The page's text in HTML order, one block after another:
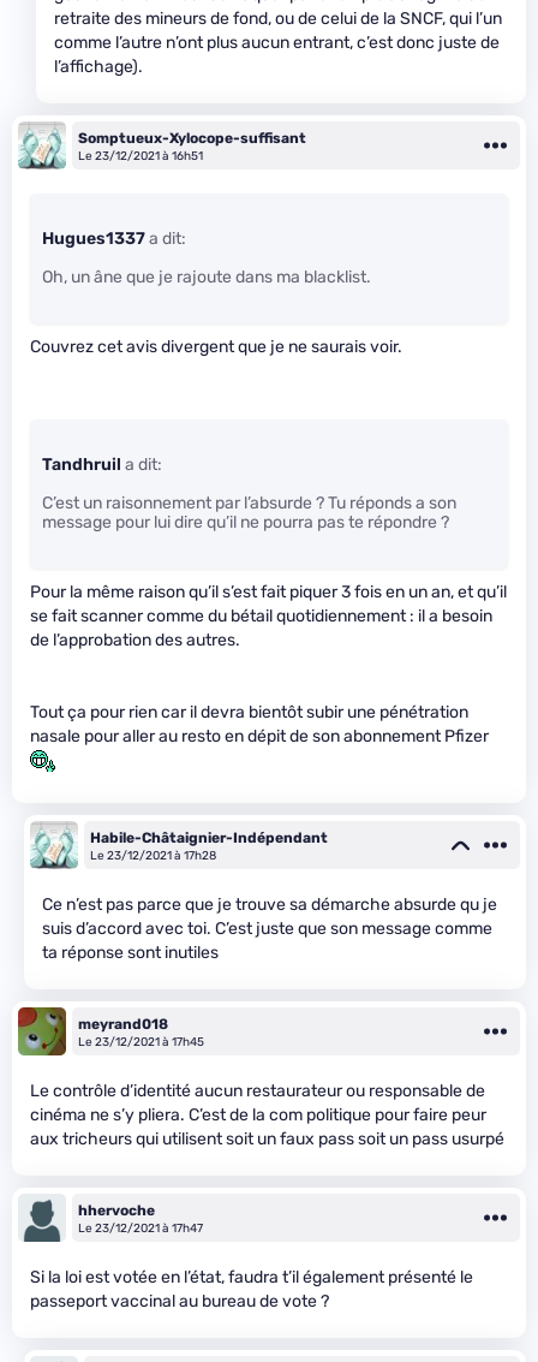
retraite des mineurs de fond, ou de celui de la SNCF, qui l’un
comme l’autre n’ont plus aucun entrant, c’est donc juste de
l’affichage).
Somptueux-Xylocope-suffisant
Le 23/12/2021 à 16h51
Hugues1337a dit:
Oh, un âne que je rajoute dans ma blacklist.
Couvrez cet avis divergent que je ne saurais voir.
Tandhruil a dit:
C’est un raisonnement par l’absurde ? Tu réponds a son
message pour lui dire qu’il ne pourra pas te répondre ?
Pour la même raison qu’il s’est fait piquer 3 fois en un an, et qu’il
se fait scanner comme du bétail quotidiennement : il a besoin
de l’approbation des autres.
Tout ça pour rien car il devra bientôt subir une pénétration
nasale pour aller au resto en dépit de son abonnement Pfizer
Habile-Châtaignier-Indépendant
Le 23/12/2021 à 17h28
Ce n’est pas parce que je trouve sa démarche absurde qu je
suis d’accord avec toi. C’est juste que son message comme
ta réponse sont inutiles
meyrand018
Le 23/12/2021 à 17h45
Le contrôle d’identité aucun restaurateur ou responsable de
cinéma ne s’y pliera. C’est de la com politique pour faire peur
aux tricheurs qui utilisent soit un faux pass soit un pass usurpé
hhervoche
Le 23/12/2021 à 17h47
Si la loi est votée en l’état, faudra t’il également présenté le
passeport vaccinal au bureau de vote ?